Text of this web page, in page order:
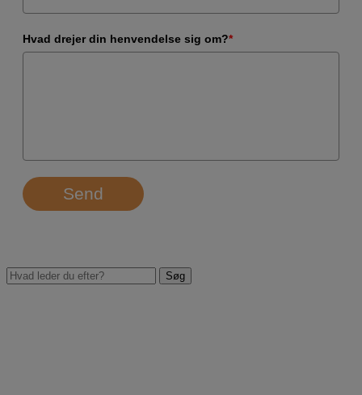
Hvad drejer din henvendelse sig om?*
Send